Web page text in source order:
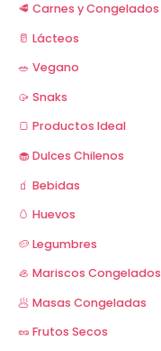
🥩 Carnes y Congelados
🥛 Lácteos
🥗 Vegano
🥠 Snaks
🍞 Productos Ideal
🧁 Dulces Chilenos
🧃 Bebidas
🥚 Huevos
🥔 Legumbres
🦪 Mariscos Congelados
🥟 Masas Congeladas
🥜 Frutos Secos